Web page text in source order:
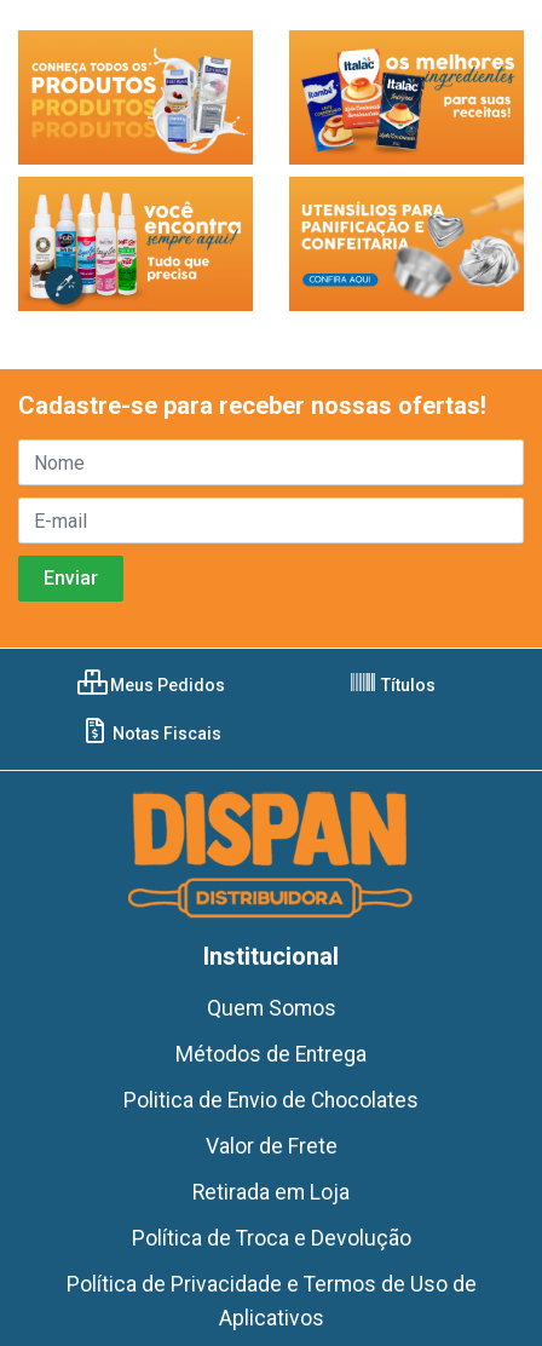
Cadastre-se para receber nossas ofertas!
Meus Pedidos Títulos
Notas Fiscais
Institucional
Quem Somos
Métodos de Entrega
Politica de Envio de Chocolates
Valor de Frete
Retirada em Loja
Política de Troca e Devolução
Política de Privacidade e Termos de Uso de
Aplicativos